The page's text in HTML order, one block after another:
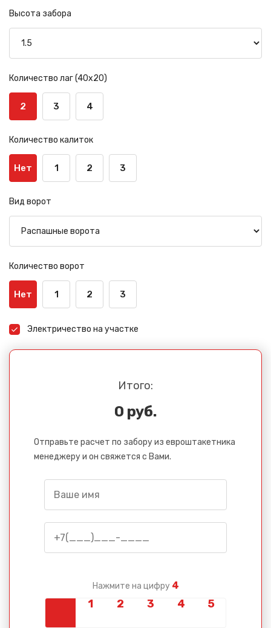
Высота забора
Количество лаг (40х20)
2 3 4
Количество калиток
Нет 1 2 3
Вид ворот
Количество ворот
Нет 1 2 3
Электричество на участке
Итого:
0 руб.
Отправьте расчет по забору из евроштакетника
менеджеру и он свяжется с Вами.
Нажмите на цифру 4